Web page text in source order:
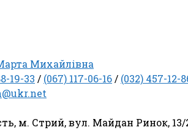
Михайлівна
19-33 / (067) 117-06-16/ (032) 457-12-
м. Стрий, вул. Майдан Ринок, 13/